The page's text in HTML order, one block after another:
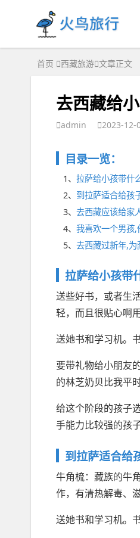
首页 西藏旅游 文章正文
去西藏给
admin 2023-12-
目录一览：
1、 拉萨给小孩带什
2、 到拉萨适合给孩
3、 去西藏应该给家
4、 我喜欢一个男孩
5、 去西藏过新年,为
拉萨给小孩带
送些好书，或者生
轻，而且很贴心啊
送她书和学习机。
要带礼物给小朋友
的林芝奶贝比我平
给这个阶段的孩子
手能力比较强的孩
到拉萨适合给
牛角梳：藏族的牛
作，有清热解毒、
送她书和学习机。